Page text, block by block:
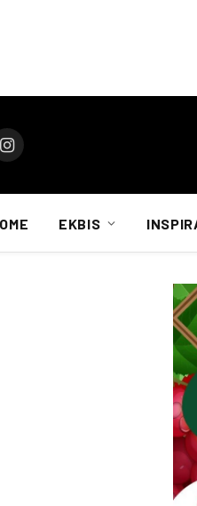
Instagram
EKBIS